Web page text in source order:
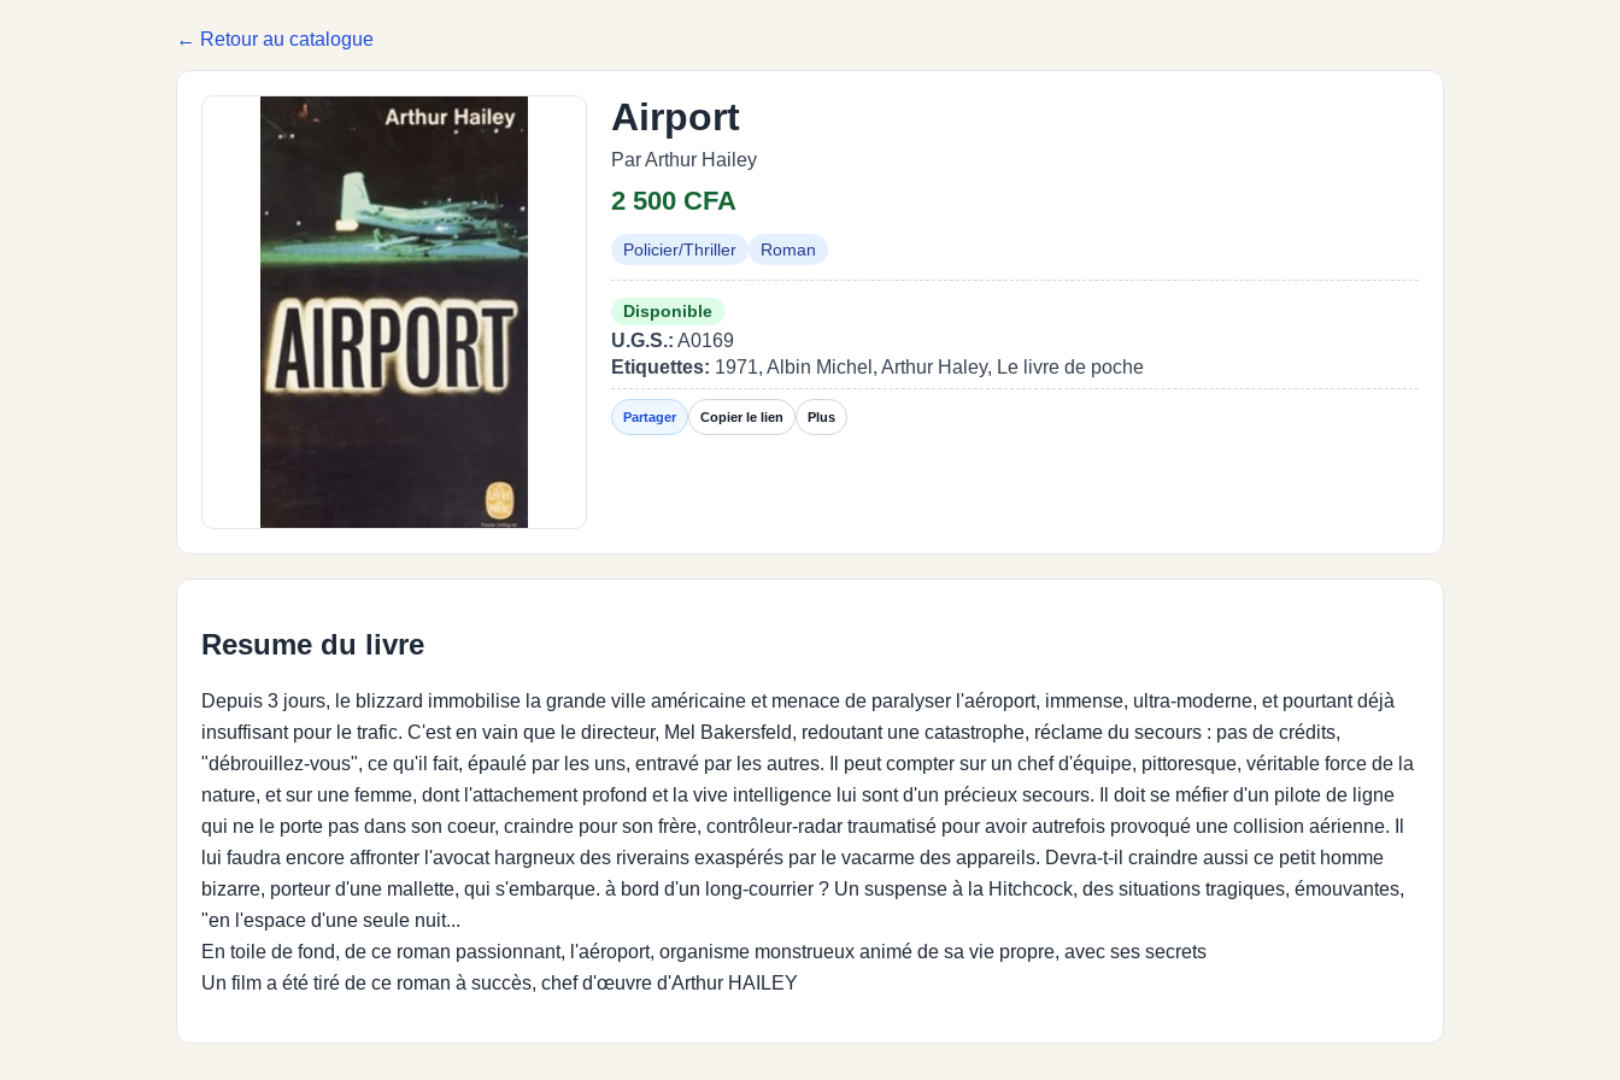
← Retour au catalogue
Airport
Par Arthur Hailey
2 500 CFA
Policier/Thriller Roman
Disponible
U.G.S.: A0169
Etiquettes: 1971, Albin Michel, Arthur Haley, Le livre de poche
Partager Copier le lien Plus
Resume du livre
Depuis 3 jours, le blizzard immobilise la grande ville américaine et menace de paralyser l'aéroport, immense, ultra-moderne, et pourtant déjà
insuffisant pour le trafic. C'est en vain que le directeur, Mel Bakersfeld, redoutant une catastrophe, réclame du secours : pas de crédits,
"débrouillez-vous", ce qu'il fait, épaulé par les uns, entravé par les autres. Il peut compter sur un chef d'équipe, pittoresque, véritable force de la
nature, et sur une femme, dont l'attachement profond et la vive intelligence lui sont d'un précieux secours. Il doit se méfier d'un pilote de ligne
qui ne le porte pas dans son coeur, craindre pour son frère, contrôleur-radar traumatisé pour avoir autrefois provoqué une collision aérienne. Il
lui faudra encore affronter l'avocat hargneux des riverains exaspérés par le vacarme des appareils. Devra-t-il craindre aussi ce petit homme
bizarre, porteur d'une mallette, qui s'embarque. à bord d'un long-courrier ? Un suspense à la Hitchcock, des situations tragiques, émouvantes,
"en l'espace d'une seule nuit...
En toile de fond, de ce roman passionnant, l'aéroport, organisme monstrueux animé de sa vie propre, avec ses secrets
Un film a été tiré de ce roman à succès, chef d'œuvre d'Arthur HAILEY